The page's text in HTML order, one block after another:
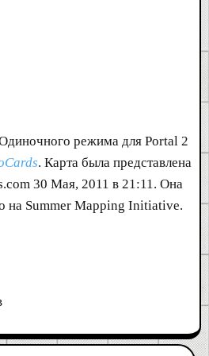
режима для Portal 2
. Карта была представлена
30 Мая, 2011 в 21:11. Она
на Summer Mapping Initiative.